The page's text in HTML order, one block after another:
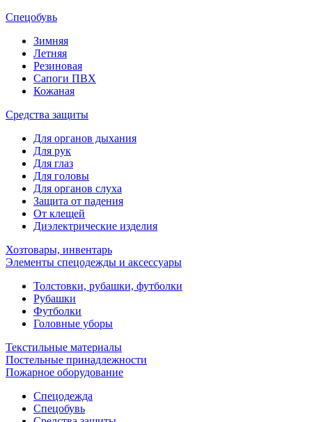
Спецобувь
Зимняя
Летняя
Резиновая
Сапоги ПВХ
Кожаная
Средства защиты
Для органов дыхания
Для рук
Для глаз
Для головы
Для органов слуха
Защита от падения
От клещей
Диэлектрические изделия
Хозтовары, инвентарь
Элементы спецодежды и аксессуары
Толстовки, рубашки, футболки
Рубашки
Футболки
Головные уборы
Текстильные материалы
Постельные принадлежности
Пожарное оборудование
Спецодежда
Спецобувь